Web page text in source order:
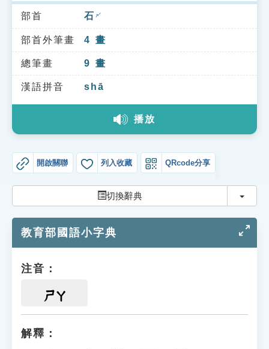
索引選單
知識索引
單字索引
生命大百科索引
教學應用
貓頭鷹博士
部首 石 ㄕˊ
部首外筆畫 4 畫
總筆畫 9 畫
漢語拼音 shā
播放
開啟關聯 列入收藏 QRcode分享
切換辭典 切換
教育部國語小字典
注音：
ㄕㄚ
解釋：